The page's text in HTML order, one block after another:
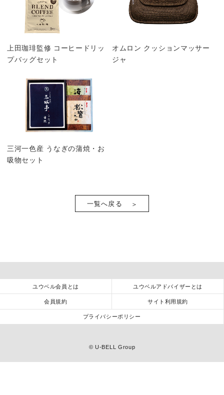
上田珈琲監修 コーヒードリッ
プバッグセット
オムロン クッションマッサー
ジャ
三河一色産 うなぎの蒲焼・お
吸物セット
一覧へ戻る
ユウベル会員とは ユウベルアドバイザーとは
会員規約 サイト利用規約
プライバシーポリシー
© U-BELL Group